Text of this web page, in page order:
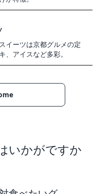
イーツは京都グルメの定
、アイスなど多彩。
いかがですか